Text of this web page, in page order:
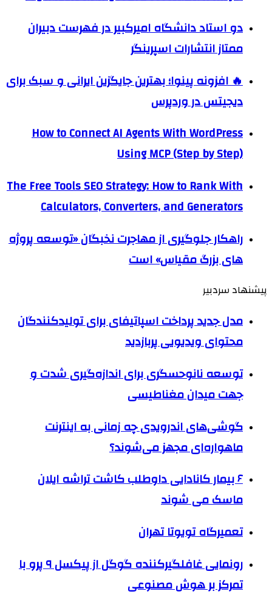
دو استاد دانشگاه امیرکبیر در فهرست دبیران
ممتاز انتشارات اسپرینگر
🔥 افزونه پینوا؛ بهترین جایگزین ایرانی و سبک برای
دیجیتس در وردپرس
How to Connect AI Agents With WordPress
Using MCP (Step by Step)
The Free Tools SEO Strategy: How to Rank With
Calculators, Converters, and Generators
راهکار جلوگیری از مهاجرت نخبگان «توسعه پروژه
های بزرگ مقیاس» است
پیشنهاد سردبیر
مدل جدید پرداخت اسپاتیفای برای تولیدکنندگان
محتوای ویدیویی پربازدید
توسعه نانوحسگری برای اندازه‌گیری شدت و
جهت میدان مغناطیسی
گوشی‌های اندرویدی چه زمانی به اینترنت
ماهواره‌ای مجهز می‌شوند؟
۶ بیمار کانادایی داوطلب کاشت تراشه ایلان
ماسک می شوند
تعمیرگاه تویوتا تهران
رونمایی غافلگیرکننده گوگل از پیکسل ۹ پرو با
تمرکز بر هوش مصنوعی